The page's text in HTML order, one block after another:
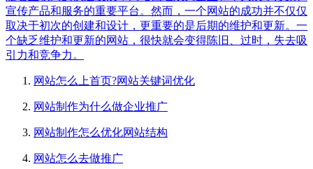
宣传产品和服务的重要平台。然而，一个网站的成功并不仅仅
取决于初次的创建和设计，更重要的是后期的维护和更新。一
个缺乏维护和更新的网站，很快就会变得陈旧、过时，失去吸
引力和竞争力。
网站怎么上首页?网站关键词优化
网站制作为什么做企业推广
网站制作怎么优化网站结构
网站怎么去做推广